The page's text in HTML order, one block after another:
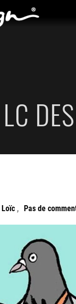
LC
Loïc , Pas de